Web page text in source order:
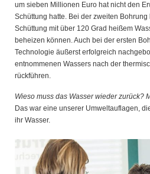
um sieben Millionen Euro hat nicht den
Schüttung hatte. Bei der zweiten
Schüttung mit über 120 Grad heißem
beheizen können. Auch bei der ersten
Technologie äußerst erfolgreich
entnommenen Wassers nach der
rückführen.
Wieso muss das Wasser wieder zurück?
Das war eine unserer Umweltauflagen,
ihr Wasser.